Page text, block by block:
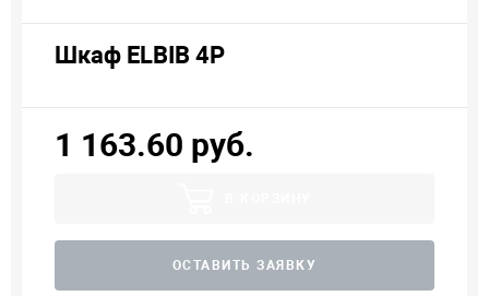
Шкаф ELBIB 4P
1 163.60 руб.
ОСТАВИТЬ ЗАЯВКУ